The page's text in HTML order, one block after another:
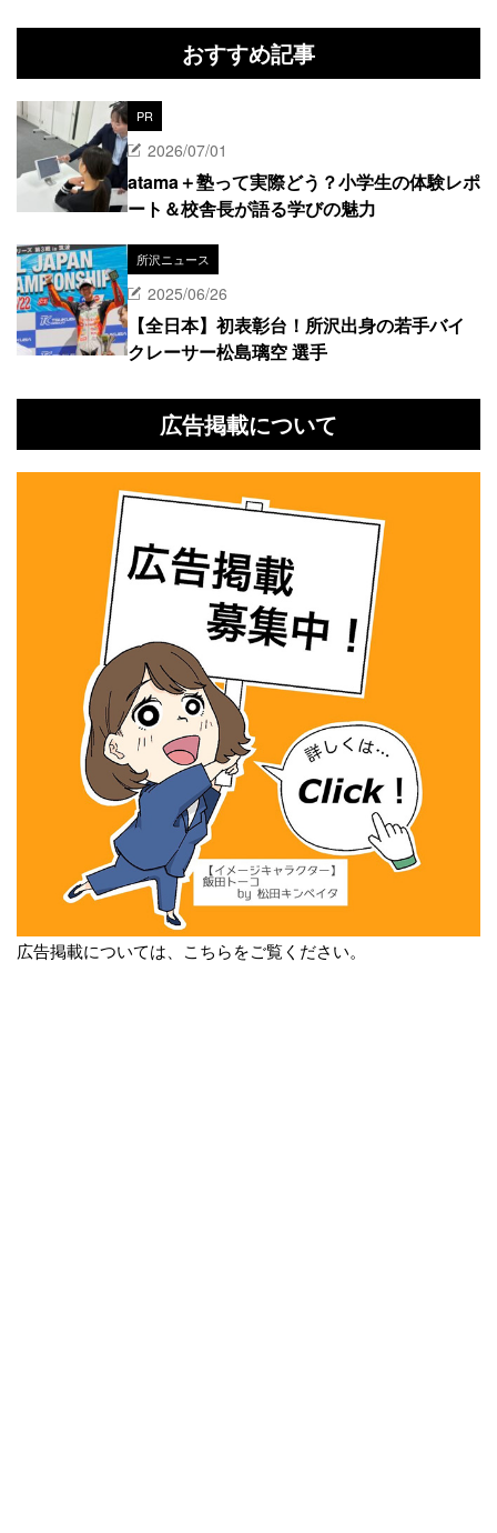
おすすめ記事
PR
2026/07/01
atama＋塾って実際どう？小学生の体験レポ
ート＆校舎長が語る学びの魅力
所沢ニュース
2025/06/26
【全日本】初表彰台！所沢出身の若手バイ
クレーサー松島璃空 選手
広告掲載について
広告掲載については、こちらをご覧ください。